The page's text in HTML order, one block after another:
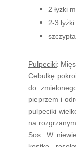
2 łyżki
2-3
Pulpeciki:
Cebulkę
do
pieprzem i
pulpeciki
na
Sos: W